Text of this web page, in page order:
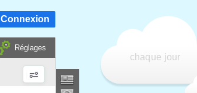
chaque jour
Connexion
Réglages